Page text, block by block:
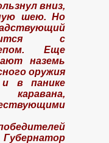
вниз,
шею. Но
с
Еще
наземь
оружия
и в панике